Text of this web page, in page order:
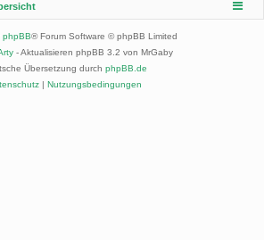
phpBB® Forum Software © phpBB Limited
- Aktualisieren phpBB 3.2 von MrGaby
Übersetzung durch phpBB.de
| Nutzungsbedingungen